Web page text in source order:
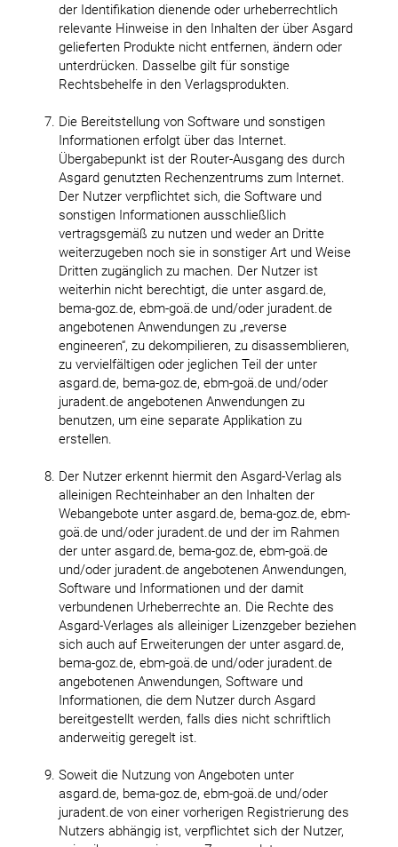
der Identifikation dienende oder urheberrechtlich
relevante Hinweise in den Inhalten der über Asgard
gelieferten Produkte nicht entfernen, ändern oder
unterdrücken. Dasselbe gilt für sonstige
Rechtsbehelfe in den Verlagsprodukten.
Die Bereitstellung von Software und sonstigen
Informationen erfolgt über das Internet.
Übergabepunkt ist der Router-Ausgang des durch
Asgard genutzten Rechenzentrums zum Internet.
Der Nutzer verpflichtet sich, die Software und
sonstigen Informationen ausschließlich
vertragsgemäß zu nutzen und weder an Dritte
weiterzugeben noch sie in sonstiger Art und Weise
Dritten zugänglich zu machen. Der Nutzer ist
weiterhin nicht berechtigt, die unter asgard.de,
bema-goz.de, ebm-goä.de und/oder juradent.de
angebotenen Anwendungen zu „reverse
engineeren“, zu dekompilieren, zu disassemblieren,
zu vervielfältigen oder jeglichen Teil der unter
asgard.de, bema-goz.de, ebm-goä.de und/oder
juradent.de angebotenen Anwendungen zu
benutzen, um eine separate Applikation zu
erstellen.
Der Nutzer erkennt hiermit den Asgard-Verlag als
alleinigen Rechteinhaber an den Inhalten der
Webangebote unter asgard.de, bema-goz.de, ebm-
goä.de und/oder juradent.de und der im Rahmen
der unter asgard.de, bema-goz.de, ebm-goä.de
und/oder juradent.de angebotenen Anwendungen,
Software und Informationen und der damit
verbundenen Urheberrechte an. Die Rechte des
Asgard-Verlages als alleiniger Lizenzgeber beziehen
sich auch auf Erweiterungen der unter asgard.de,
bema-goz.de, ebm-goä.de und/oder juradent.de
angebotenen Anwendungen, Software und
Informationen, die dem Nutzer durch Asgard
bereitgestellt werden, falls dies nicht schriftlich
anderweitig geregelt ist.
Soweit die Nutzung von Angeboten unter
asgard.de, bema-goz.de, ebm-goä.de und/oder
juradent.de von einer vorherigen Registrierung des
Nutzers abhängig ist, verpflichtet sich der Nutzer,